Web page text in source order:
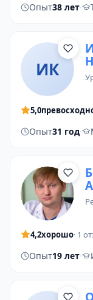
Опыт38 лет·
ИК
5,0
Опыт31 год·
4,2хорошо· 1
Опыт19 лет·